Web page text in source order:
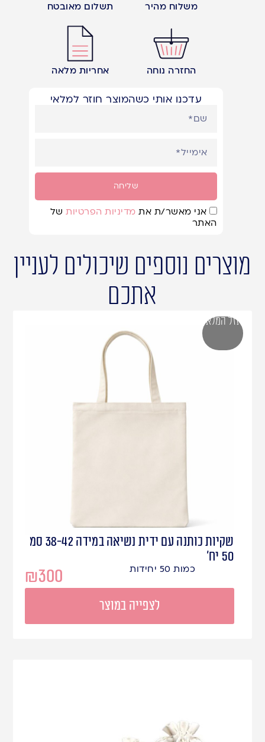
משלוח מהיר תשלום מאובטח
החזרה נוחה אחריות מלאה
עדכנו אותי כשהמוצר חוזר למלאי
אני מאשר/ת את מדיניות הפרטיות של
האתר
שליחה
מוצרים נוספים שיכולים לעניין
אתכם
שקיות כותנה עם ידית נשיאה במידה 38-42 סמ
50 יח'
₪300 כמות 50 יחידות
לצפייה במוצר
אזל המלאי